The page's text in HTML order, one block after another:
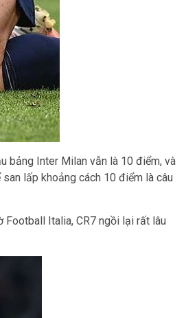
bảng Inter Milan vẫn là 10 điểm, và
lấp khoảng cách 10 điểm là câu
Football Italia, CR7 ngồi lại rất lâu